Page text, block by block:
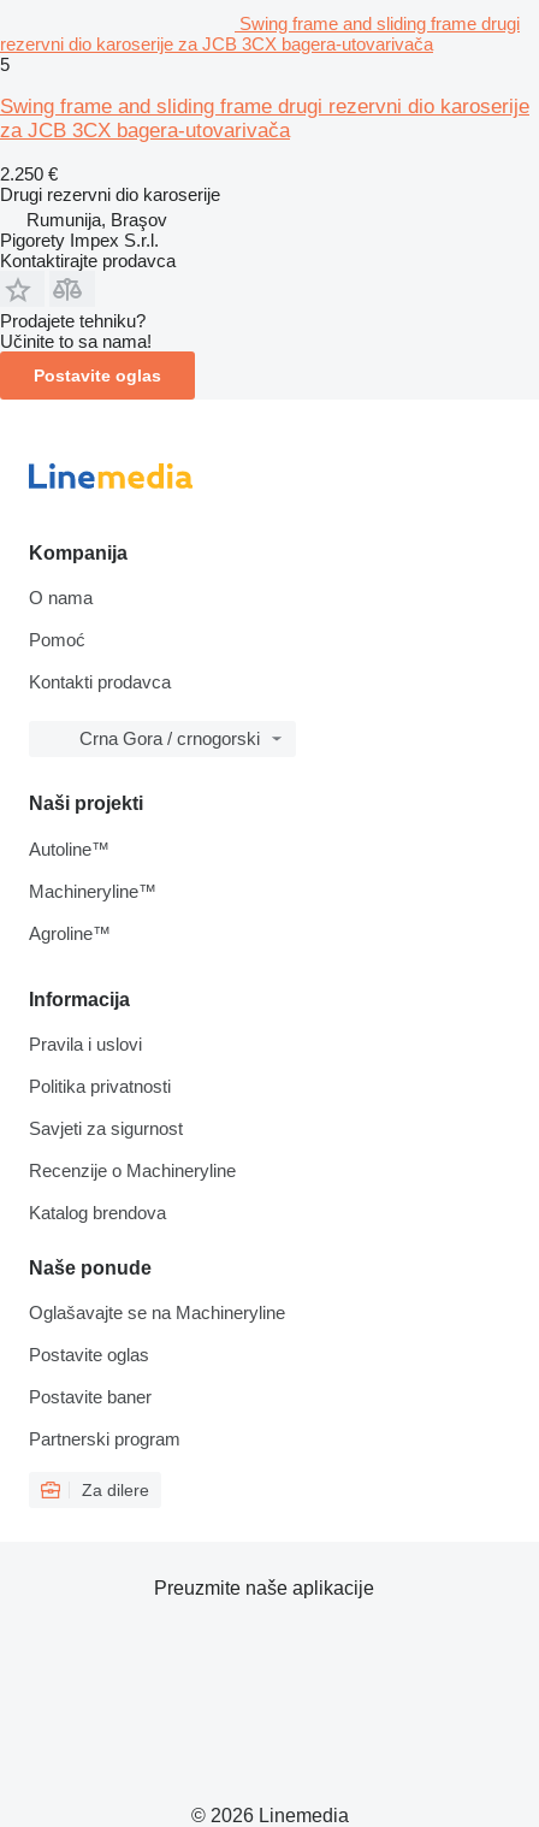
Swing frame and sliding frame drugi
rezervni dio karoserije za JCB 3CX bagerа-utovarivačа
5
Swing frame and sliding frame drugi rezervni dio karoserije
za JCB 3CX bagera-utovarivača
2.250 €
Drugi rezervni dio karoserije
Rumunija, Braşov
Pigorety Impex S.r.l.
Kontaktirajte prodavca
Prodajete tehniku?
Učinite to sa nama!
Postavite oglas
Kompanija
O nama
Pomoć
Kontakti prodavca
Crna Gora / crnogorski
Informacija
Pravila i uslovi
Politika privatnosti
Savjeti za sigurnost
Recenzije o Machineryline
Katalog brendova
Naše ponude
Oglašavajte se na Machineryline
Postavite oglas
Postavite baner
Partnerski program
Za dilere
Naši projekti
Autoline™
Machineryline™
Agroline™
© 2026 Linemedia
Preuzmite naše aplikacije